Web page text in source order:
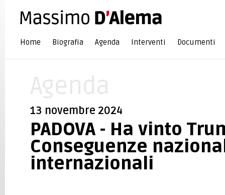
Home Biografia Agenda Interventi Documenti
13 novembre 2024
PADOVA - Ha vinto
Conseguenze
internazionali